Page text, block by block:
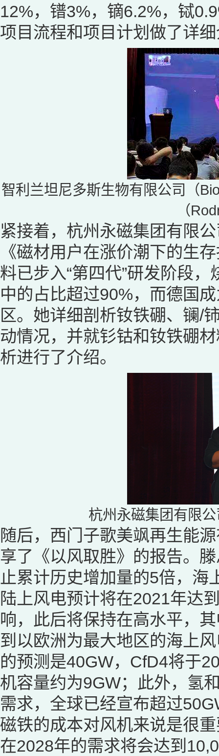
12%，镨3%，镝6.2%，铽
项目流程和项目计划做了详
智利兰坦尼多斯生物有限公司（
（
紧接着，杭州永磁集团有限
《磁材用户在涨价潮下的生
料已步入“第四代”研发阶段
中的占比超过90%，而德国
区。她详细剖析钕铁硼、镧/
动情况，并就钐钴和钕铁硼
析进行了介绍。
杭州永磁集团有限
随后，西门子歌美飒再生能
享了《以风取胜》的报告。
止累计历史增加量的5倍，海
陆上风电预计将在2021年达
响，此后将保持在高水平，
到以欧洲为最大地区的海上
的预测是40GW，CfD4将于
机容量约为9GW；此外，氢
需求，全球已经宣布超过
磁铁的成本对风机来说是很
在2028年的需求将会达到